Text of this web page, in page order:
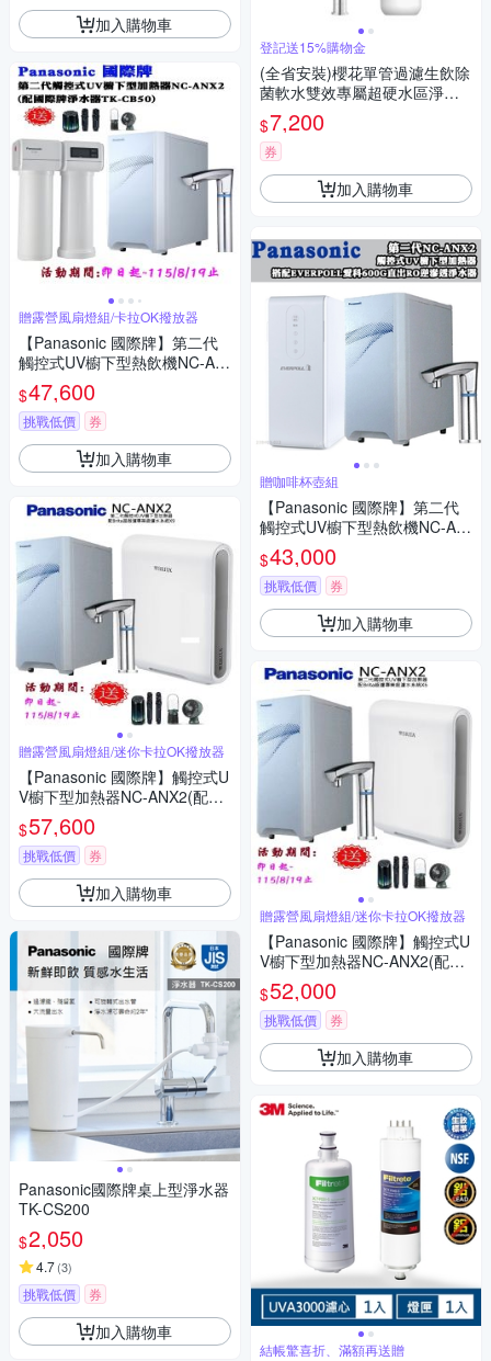
加入購物車
贈露營風扇燈組/卡拉OK撥放器
【Panasonic 國際牌】第二代
觸控式UV櫥下型熱飲機NC-AN
X2(配國際牌淨水器TK-CB50)
$47,600
挑戰低價 券
加入購物車
贈露營風扇燈組/迷你卡拉OK撥放器
【Panasonic 國際牌】觸控式U
V櫥下型加熱器NC-ANX2(配BR
ITA超微濾X9淨水器)
$57,600
挑戰低價 券
加入購物車
Panasonic國際牌桌上型淨水器
TK-CS200
$2,050
4.7(3)
挑戰低價 券
加入購物車
登記送15%購物金
(全省安裝)櫻花單管過濾生飲除
菌軟水雙效專屬超硬水區淨水
器P0773
$7,200
券
加入購物車
贈咖啡杯壺組
【Panasonic 國際牌】第二代
觸控式UV櫥下型熱飲機NC-AN
X2(配EVERPOLL直出RO淨水
器RO-600)
$43,000
挑戰低價 券
加入購物車
贈露營風扇燈組/迷你卡拉OK撥放器
【Panasonic 國際牌】觸控式U
V櫥下型加熱器NC-ANX2(配BR
ITA超濾X6淨水器)
$52,000
挑戰低價 券
加入購物車
結帳驚喜折、滿額再送贈